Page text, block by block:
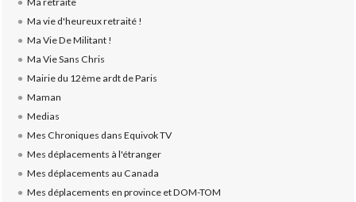
Ma vie d'heureux retraité !
Ma Vie De Militant !
Ma Vie Sans Chris
Mairie du 12ème ardt de Paris
Maman
Medias
Mes Chroniques dans Equivok TV
Mes déplacements à l'étranger
Mes déplacements au Canada
Mes déplacements en province et DOM-TOM